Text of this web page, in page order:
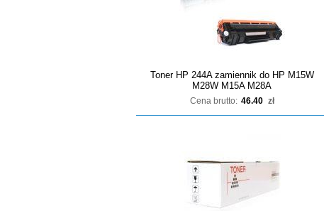
Toner HP 244A zamiennik do HP M15W
M28W M15A M28A
Cena brutto: 46.40 zł